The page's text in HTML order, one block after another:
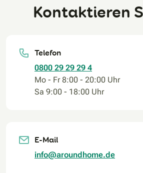
Kontaktieren
Telefon
0800 29 29 29 4
Mo - Fr 8:00 - 20:00 Uhr
Sa 9:00 - 18:00 Uhr
E-Mail
info@aroundhome.de